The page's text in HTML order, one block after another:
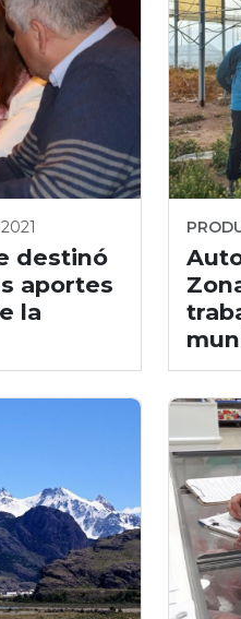
destinó
aportes
la